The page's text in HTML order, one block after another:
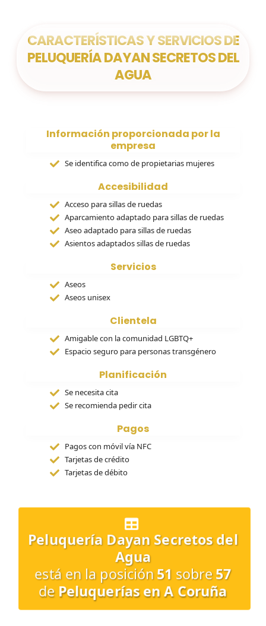
CARACTERÍSTICAS Y SERVICIOS DE
PELUQUERÍA DAYAN SECRETOS DEL
AGUA
Información proporcionada por la
empresa
Se identifica como de propietarias mujeres
Accesibilidad
Acceso para sillas de ruedas
Aparcamiento adaptado para sillas de ruedas
Aseo adaptado para sillas de ruedas
Asientos adaptados sillas de ruedas
Servicios
Aseos
Aseos unisex
Clientela
Amigable con la comunidad LGBTQ+
Espacio seguro para personas transgénero
Planificación
Se necesita cita
Se recomienda pedir cita
Pagos
Pagos con móvil vía NFC
Tarjetas de crédito
Tarjetas de débito
Peluquería Dayan Secretos del
Agua
está en la posición51 sobre57
de Peluquerías en A Coruña